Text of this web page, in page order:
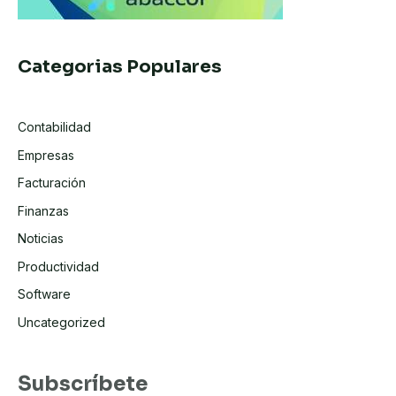
Categorias Populares
Contabilidad
Empresas
Facturación
Finanzas
Noticias
Productividad
Software
Uncategorized
Subscríbete